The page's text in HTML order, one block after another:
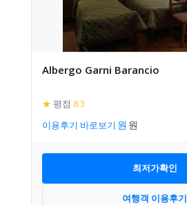
Albergo Garni Barancio
★ 평점 8.3
이용후기 바로보기
최저가확인
여행객 이용후기